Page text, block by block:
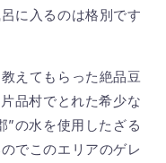
に入るのは格別です
えてもらった絶品豆
品村でとれた希少な
”の水を使用したざる
でこのエリアのゲレ